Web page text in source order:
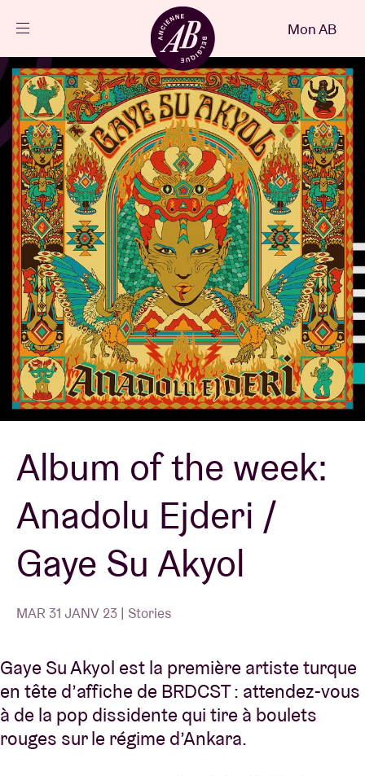
FR
Agenda
Projets
Actualités
Infos visiteurs
AB ❤ you
Location de salles
BRDCST
ABtv
Chèque-concert
À propos de l'AB
Contact
Mon AB
Album of the week:
Anadolu Ejderi /
Gaye Su Akyol
MAR 31 JANV 23 | Stories
Gaye Su Akyol est la première artiste turque
en tête d’affiche de BRDCST : attendez-vous
à de la pop dissidente qui tire à boulets
rouges sur le régime d’Ankara.